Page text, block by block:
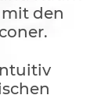
den